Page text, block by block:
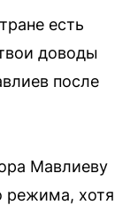
есть
доводы
после
Мавлиеву
режима, хотя